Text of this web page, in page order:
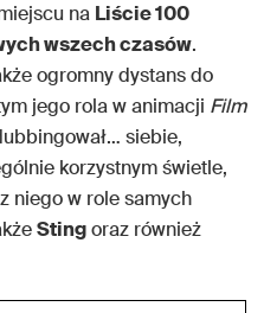
na Liście 100
wszech czasów.
ogromny dystans do
jego rola w animacji Film
siebie,
korzystnym świetle,
niego w role samych
Stingoraz również